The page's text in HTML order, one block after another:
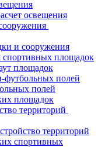
освещения
и сооружения
площадок
площадок
футбольных полей
полей
площадок
территорий
территорий
спортивных